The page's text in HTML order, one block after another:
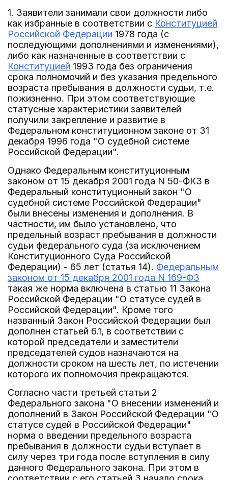
1. Заявители занимали свои должности либо
как избранные в соответствии с Конституцией
Российской Федерации 1978 года (с
последующими дополнениями и изменениями),
либо как назначенные в соответствии с
Конституцией 1993 года без ограничения
срока полномочий и без указания предельного
возраста пребывания в должности судьи, т.е.
пожизненно. При этом соответствующие
статусные характеристики заявителей
получили закрепление и развитие в
Федеральном конституционном законе от 31
декабря 1996 года "О судебной системе
Российской Федерации".
Однако Федеральным конституционным
законом от 15 декабря 2001 года N 50-ФКЗ в
Федеральный конституционный закон "О
судебной системе Российской Федерации"
были внесены изменения и дополнения. В
частности, им было установлено, что
предельный возраст пребывания в должности
судьи федерального суда (за исключением
Конституционного Суда Российской
Федерации) - 65 лет (статья 14). Федеральным
законом от 15 декабря 2001 года N 169-ФЗ
такая же норма включена в статью 11 Закона
Российской Федерации "О статусе судей в
Российской Федерации". Кроме того
названный Закон Российской Федерации был
дополнен статьей 6.1, в соответствии с
которой председатели и заместители
председателей судов назначаются на
должности сроком на шесть лет, по истечении
которого их полномочия прекращаются.
Согласно части третьей статьи 2
Федерального закона "О внесении изменений и
дополнений в Закон Российской Федерации "О
статусе судей в Российской Федерации"
норма о введении предельного возраста
пребывания в должности судьи вступает в
силу через три года после вступления в силу
данного Федерального закона. При этом в